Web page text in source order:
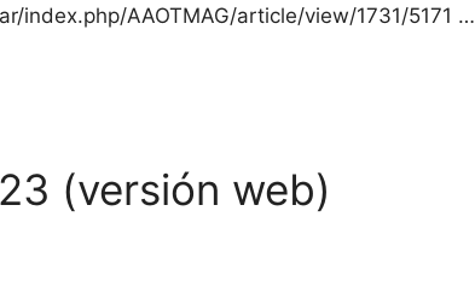
index.php/AAOTMAG/article/view/1731/5171 …
(versión web)